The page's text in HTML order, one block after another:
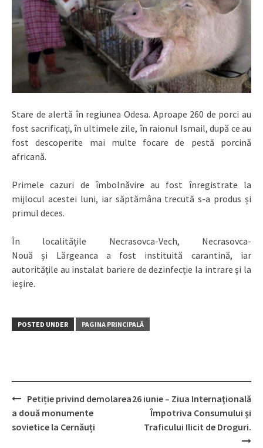
Stare de alertă în regiunea Odesa. Aproape 260 de porci au
fost sacrificați, în ultimele zile, în raionul Ismail, după ce au
fost descoperite mai multe focare de pestă porcină
africană.
Primele cazuri de îmbolnăvire au fost înregistrate la
mijlocul acestei luni, iar săptămâna trecută s-a produs și
primul deces.
În localitățile Necrasovca-Vech, Necrasovca-
Nouă și Lărgeanca a fost instituită carantină, iar
autoritățile au instalat bariere de dezinfecție la intrare şi la
ieşire.
POSTED UNDER PAGINA PRINCIPALĂ
Post
navigation
Petiție privind demolarea
a două monumente
sovietice la Cernăuți
26 iunie – Ziua Internaţională
Împotriva Consumului şi
Traficului Ilicit de Droguri.